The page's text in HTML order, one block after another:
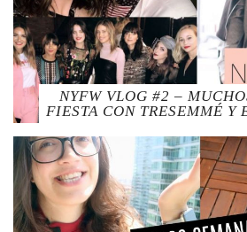
NYFW VLOG #2 –
FIESTA CON TRESEMMÉ Y